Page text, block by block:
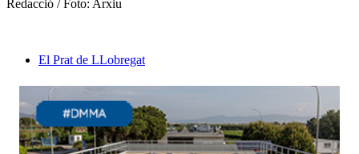
Redacció / Foto: Arxiu
El Prat de LLobregat